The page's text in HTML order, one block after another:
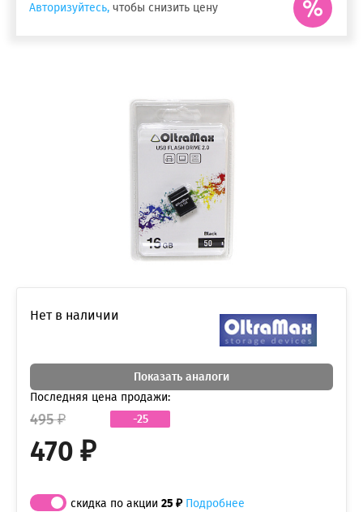
Авторизуйтесь, чтобы снизить цену
Нет в наличии
Показать аналоги
Последняя цена продажи:
-25
495 ₽
470 ₽
скидка по акции 25 ₽ Подробнее